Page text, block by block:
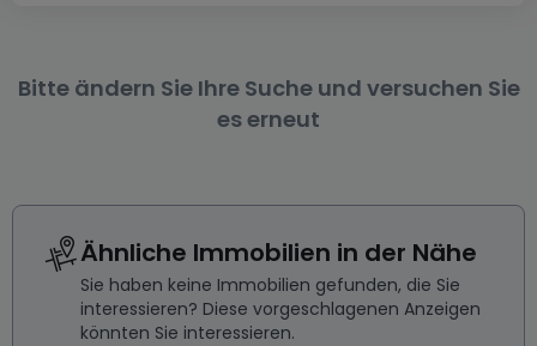
Bitte ändern Sie Ihre Suche und versuchen Sie
es erneut
Ähnliche Immobilien in der Nähe
Sie haben keine Immobilien gefunden, die Sie
interessieren? Diese vorgeschlagenen Anzeigen
könnten Sie interessieren.